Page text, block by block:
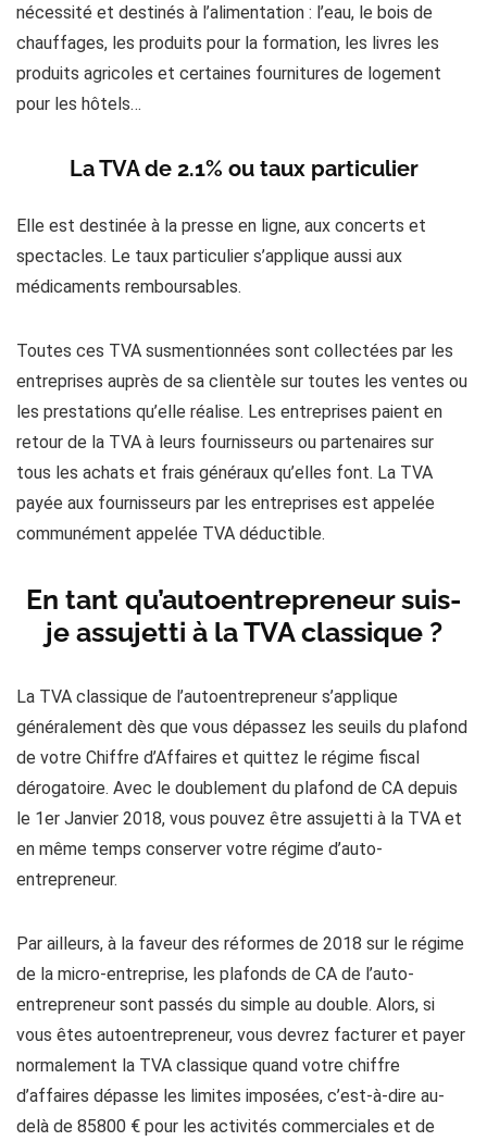
nécessité et destinés à l’alimentation : l’eau, le bois de
chauffages, les produits pour la formation, les livres les
produits agricoles et certaines fournitures de logement
pour les hôtels…
La TVA de 2.1% ou taux particulier
Elle est destinée à la presse en ligne, aux concerts et
spectacles. Le taux particulier s’applique aussi aux
médicaments remboursables.
Toutes ces TVA susmentionnées sont collectées par les
entreprises auprès de sa clientèle sur toutes les ventes ou
les prestations qu’elle réalise. Les entreprises paient en
retour de la TVA à leurs fournisseurs ou partenaires sur
tous les achats et frais généraux qu’elles font. La TVA
payée aux fournisseurs par les entreprises est appelée
communément appelée TVA déductible.
En tant qu’autoentrepreneur suis-
je assujetti à la TVA classique ?
La TVA classique de l’autoentrepreneur s’applique
généralement dès que vous dépassez les seuils du plafond
de votre Chiffre d’Affaires et quittez le régime fiscal
dérogatoire. Avec le doublement du plafond de CA depuis
le 1er Janvier 2018, vous pouvez être assujetti à la TVA et
en même temps conserver votre régime d’auto-
entrepreneur.
Par ailleurs, à la faveur des réformes de 2018 sur le régime
de la micro-entreprise, les plafonds de CA de l’auto-
entrepreneur sont passés du simple au double. Alors, si
vous êtes autoentrepreneur, vous devrez facturer et payer
normalement la TVA classique quand votre chiffre
d’affaires dépasse les limites imposées, c’est-à-dire au-
delà de 85800 € pour les activités commerciales et de